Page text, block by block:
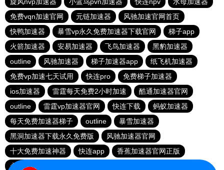
旋风nvp加速器
小蓝鸟pvn加速器 快连npv
水母加速器
免费vqn加速官网
元链加速器
风驰加速官网首页
快鸭加速器
暴雪vp永久免费加速器下载官网
梯子app
火箭加速器
安易加速器 飞鸟加速器
黑豹加速器
outline
风驰加速器 梯子加速器app
纸飞机加速器
免费vp加速七天试用
快连pro
免费梯子加速器
ios加速器
雷霆每天免费2小时加速
酷通加速器官网
outline
雷霆vp加速器官网 快连下载
蚂蚁加速器
每天免费加速器梯子
outline
暴雪加速器
黑洞加速器下载永久免费版
风驰加速器官网
十大免费加速神器
快连app
香蕉加速器官网正版
永久免费vqn加速外网